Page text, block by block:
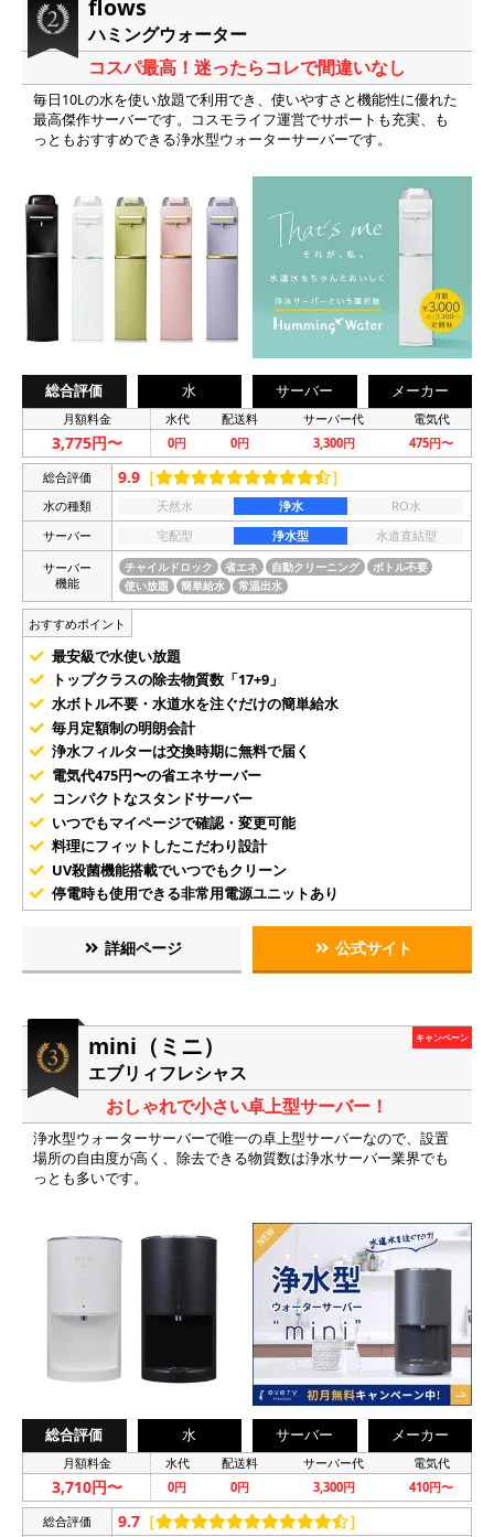
flows
ハミングウォーター
コスパ最高！迷ったらコレで間違いなし
毎日10Lの水を使い放題で利用でき、使いやすさと機能性に優れた
最高傑作サーバーです。コスモライフ運営でサポートも充実、も
っともおすすめできる浄水型ウォーターサーバーです。
総合評価 水 サーバー メーカー
月額料金 水代 配送料 サーバー代 電気代
3,775円〜 0円 0円 3,300円 475円〜
総合評価 9.9 ［ ］
水の種類 天然水 浄水
RO水
サーバー
宅配型 浄水型
水道直結型
サーバー
機能
チャイルドロック 省エネ 自動クリーニング
ボトル不要
使い放題
簡単給水 常温出水
おすすめポイント
最安級で水使い放題
トップクラスの除去物質数「17+9」
水ボトル不要・水道水を注ぐだけの簡単給水
毎月定額制の明朗会計
浄水フィルターは交換時期に無料で届く
電気代475円〜の省エネサーバー
コンパクトなスタンドサーバー
いつでもマイページで確認・変更可能
料理にフィットしたこだわり設計
UV殺菌機能搭載でいつでもクリーン
停電時も使用できる非常用電源ユニットあり
詳細ページ 公式サイト
mini（ミニ）
エブリィフレシャス
キャンペーン
おしゃれで小さい卓上型サーバー！
浄水型ウォーターサーバーで唯一の卓上型サーバーなので、設置
場所の自由度が高く、除去できる物質数は浄水サーバー業界でも
っとも多いです。
総合評価 水 サーバー メーカー
月額料金 水代 配送料 サーバー代 電気代
3,710円〜 0円 0円 3,300円 410円〜
総合評価 9.7 ［ ］